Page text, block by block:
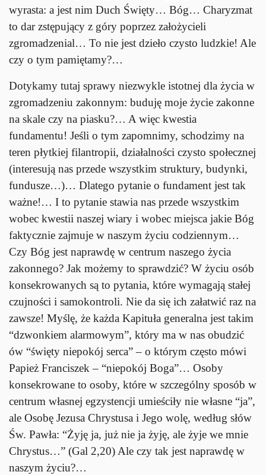
wyrasta: a jest nim Duch Święty… Bóg… Charyzmat
to dar zstępujący z góry poprzez założycieli
zgromadzenial… To nie jest dzieło czysto ludzkie! Ale
czy o tym pamiętamy?…
Dotykamy tutaj sprawy niezwykle istotnej dla życia w
zgromadzeniu zakonnym: buduję moje życie zakonne
na skale czy na piasku?… A więc kwestia
fundamentu! Jeśli o tym zapomnimy, schodzimy na
teren płytkiej filantropii, działalności czysto społecznej
(interesują nas przede wszystkim struktury, budynki,
fundusze…)… Dlatego pytanie o fundament jest tak
ważne!… I to pytanie stawia nas przede wszystkim
wobec kwestii naszej wiary i wobec miejsca jakie Bóg
faktycznie zajmuje w naszym życiu codziennym…
Czy Bóg jest naprawdę w centrum naszego życia
zakonnego? Jak możemy to sprawdzić? W życiu osób
konsekrowanych są to pytania, które wymagają stałej
czujności i samokontroli. Nie da się ich załatwić raz na
zawsze! Myślę, że każda Kapituła generalna jest takim
“dzwonkiem alarmowym”, który ma w nas obudzić
ów “święty niepokój serca” – o którym często mówi
Papież Franciszek – “niepokój Boga”… Osoby
konsekrowane to osoby, które w szczególny sposób w
centrum własnej egzystencji umieściły nie własne “ja”,
ale Osobę Jezusa Chrystusa i Jego wolę, według słów
Św. Pawła: “Żyję ja, już nie ja żyję, ale żyje we mnie
Chrystus…” (Gal 2,20) Ale czy tak jest naprawdę w
naszym życiu?…